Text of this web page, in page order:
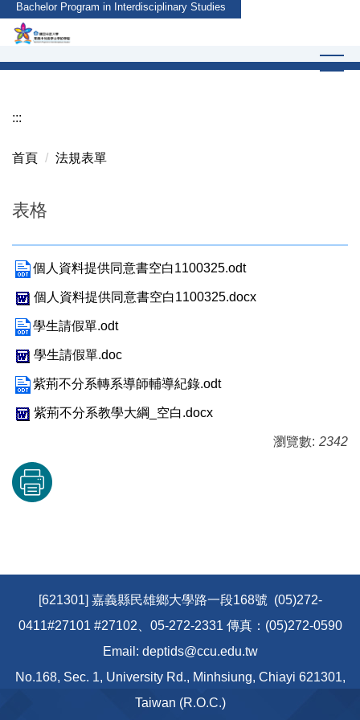
跳
到
要
Bachelor Program in Interdisciplinary Studies
:::
首頁 法規表單
表格
個人資料提供同意書空白1100325.odt
個人資料提供同意書空白1100325.docx
學生請假單.odt
學生請假單.doc
紫荊不分系轉系導師輔導紀錄.odt
紫荊不分系教學大綱_空白.docx
瀏覽數: 2342
[621301] 嘉義縣民雄鄉大學路一段168號 (05)272-
0411#27101 #27102、05-272-2331 傳真：(05)272-0590
Email: deptids@ccu.edu.tw
No.168, Sec. 1, University Rd., Minhsiung, Chiayi 621301,
Taiwan (R.O.C.)